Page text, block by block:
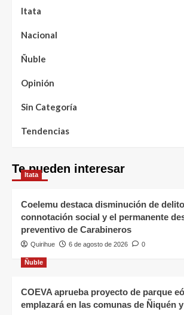
Itata
Nacional
Ñuble
Opinión
Sin Categoría
Tendencias
Te pueden interesar
Itata
Coelemu destaca disminución de
connotación social y el permanente
preventivo de Carabineros
Quirihue 6 de agosto de 2026 0
Ñuble
COEVA aprueba proyecto de parque
emplazará en las comunas de Ñiquén